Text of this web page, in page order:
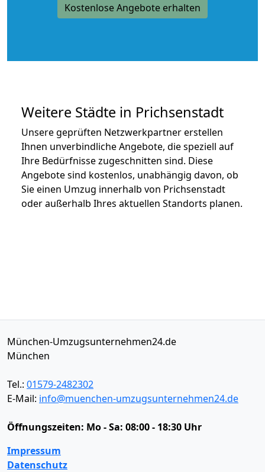
Kostenlose Angebote erhalten
Weitere Städte in Prichsenstadt
Unsere geprüften Netzwerkpartner erstellen
Ihnen unverbindliche Angebote, die speziell auf
Ihre Bedürfnisse zugeschnitten sind. Diese
Angebote sind kostenlos, unabhängig davon, ob
Sie einen Umzug innerhalb von Prichsenstadt
oder außerhalb Ihres aktuellen Standorts planen.
München-Umzugsunternehmen24.de
München
Tel.: 01579-2482302
E-Mail: info@muenchen-umzugsunternehmen24.de
Öffnungszeiten: Mo - Sa: 08:00 - 18:30 Uhr
Impressum
Datenschutz